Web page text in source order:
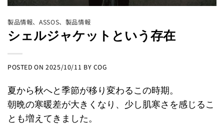
製品情報、ASSOS、 製品情報
シェルジャケットという存在
POSTED ON2025/10/11 BY COG
夏から秋へと季節が移り変わるこの時期。
朝晩の寒暖差が大きくなり、少し肌寒さを感じるこ
とも増えてきました。